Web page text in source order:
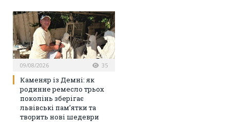
09/08/2026 35
Каменяр із Демні: як
родинне ремесло трьох
поколінь зберігає
львівські пам’ятки та
творить нові шедеври